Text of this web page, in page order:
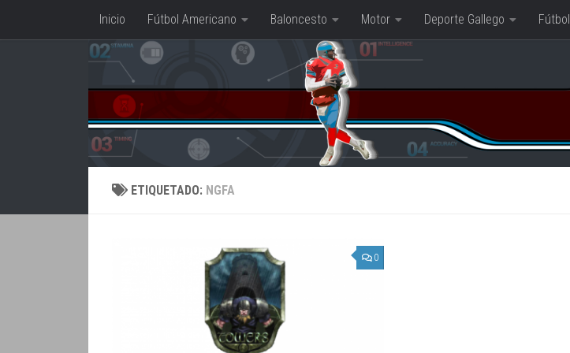
Saltar al contenido
Inicio Fútbol Americano Baloncesto Motor Deporte Gallego Fútbol
ETIQUETADO: NGFA
0